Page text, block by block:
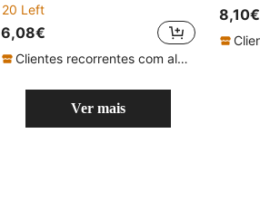
20 Left
6,08€
Clientes recorrentes com alta taxa de retorno
8,10€
Ver mais